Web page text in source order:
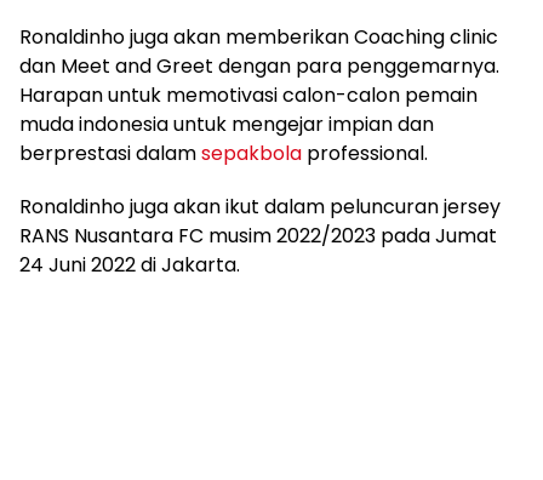
Ronaldinho juga akan memberikan Coaching clinic
dan Meet and Greet dengan para penggemarnya.
Harapan untuk memotivasi calon-calon pemain
muda indonesia untuk mengejar impian dan
berprestasi dalamsepakbola professional.
Ronaldinho juga akan ikut dalam peluncuran jersey
RANS Nusantara FC musim 2022/2023 pada Jumat
24 Juni 2022 di Jakarta.